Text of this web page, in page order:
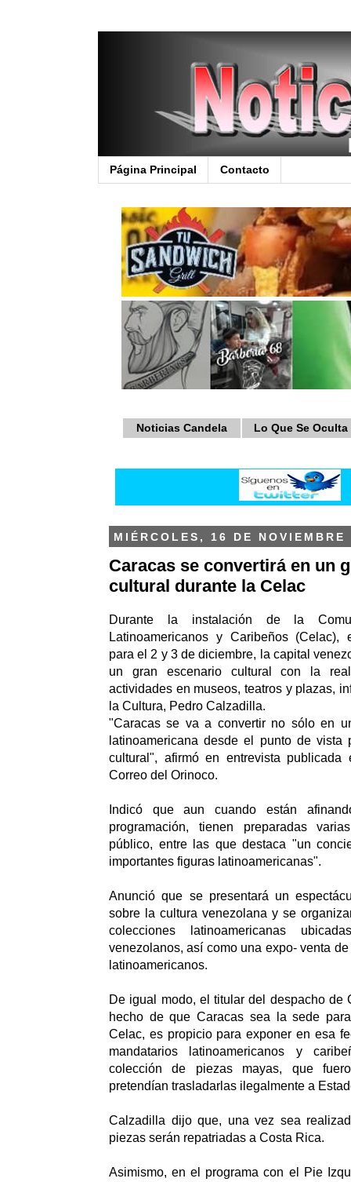
Página Principal Contacto
Noticias Candela Lo Que Se Oculta
MIÉRCOLES, 16 DE NOVIEMBRE
Caracas se convertirá en un
cultural durante la Celac
Durante la instalación de la
Latinoamericanos y Caribeños (Celac),
para el 2 y 3 de diciembre, la capital
un gran escenario cultural con la
actividades en museos, teatros y plazas,
la Cultura, Pedro Calzadilla.
"Caracas se va a convertir no sólo en
latinoamericana desde el punto de vista
cultural", afirmó en entrevista
Correo del Orinoco.
Indicó que aun cuando están
programación, tienen preparadas
público, entre las que destaca "un
importantes figuras latinoamericanas".
Anunció que se presentará un
sobre la cultura venezolana y se
colecciones latinoamericanas
venezolanos, así como una expo- venta
latinoamericanos.
De igual modo, el titular del despacho de
hecho de que Caracas sea la sede
Celac, es propicio para exponer en esa
mandatarios latinoamericanos y
colección de piezas mayas, que
pretendían trasladarlas ilegalmente a
Calzadilla dijo que, una vez sea
piezas serán repatriadas a Costa Rica.
Asimismo, en el programa con el Pie